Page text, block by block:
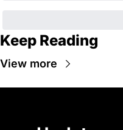
Keep Reading
View more